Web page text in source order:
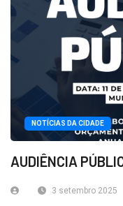
NOTÍCIAS DA CIDADE
AUDIÊNCIA
3 setembro 2025